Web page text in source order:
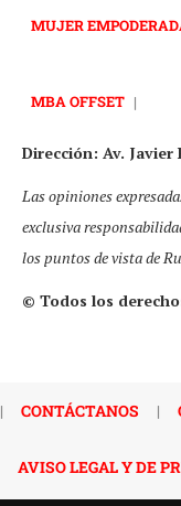
MUJER
MBA OFFSET |
Dirección: Av. Javier
Las opiniones
exclusiva
los puntos de vista de
© Todos los
| CONTÁCTANOS |
AVISO LEGAL Y DE